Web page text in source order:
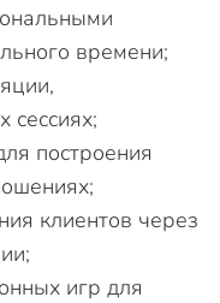
времени;
построения
клиентов через
игр для